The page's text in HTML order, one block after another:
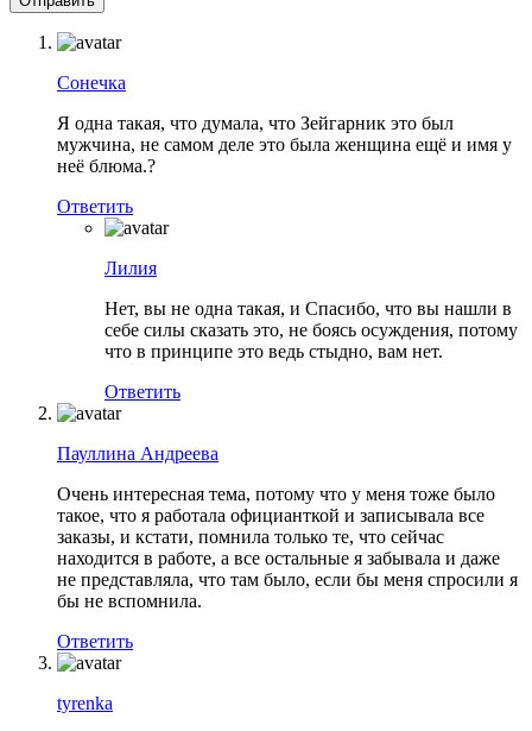
Сонечка
Я одна такая, что думала, что Зейгарник это был
мужчина, не самом деле это была женщина ещё и имя у
неё блюма.?
Ответить
Лилия
Нет, вы не одна такая, и Спасибо, что вы нашли в
себе силы сказать это, не боясь осуждения, потому
что в принципе это ведь стыдно, вам нет.
Ответить
Пауллина Андреева
Очень интересная тема, потому что у меня тоже было
такое, что я работала официанткой и записывала все
заказы, и кстати, помнила только те, что сейчас
находится в работе, а все остальные я забывала и даже
не представляла, что там было, если бы меня спросили я
бы не вспомнила.
Ответить
tyrenka